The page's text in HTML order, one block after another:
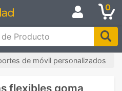
0
Producto
de móvil personalizados
flexibles goma